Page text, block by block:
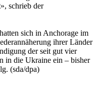
schrieb der
sich in Anchorage im
ihrer Länder
der seit gut vier
in die Ukraine ein – bisher
(sda/dpa)